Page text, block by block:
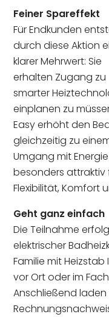
Feiner Spareffekt
Für Endkunden
durch diese Aktion
klarer Mehrwert: Sie
erhalten Zugang zu
smarter
einplanen zu
Easy erhöht den
gleichzeitig zu
Umgang mit
besonders attraktiv
Flexibilität, Komfort
Geht ganz einfach
Die Teilnahme
elektrischer
Familie mit
vor Ort oder im
Anschließend laden